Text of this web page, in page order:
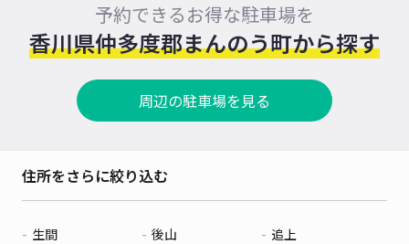
予約できるお得な駐車場を
香川県仲多度郡まんのう町から探す
周辺の駐車場を見る
住所をさらに絞り込む
生間 後山 追上